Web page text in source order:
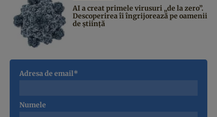
AI a creat primele virusuri „de la zero”.
Descoperirea îi îngrijorează pe oamenii
de știință
Adresa de email*
Numele